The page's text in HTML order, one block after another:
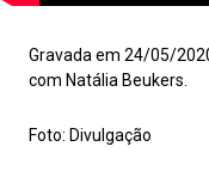
Gravada em 24/05/
com Natália Beukers.
Foto: Divulgação